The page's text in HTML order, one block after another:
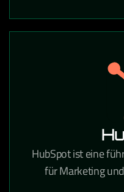
unklare Aufgaben
HubSpot ist eine
für Marketing